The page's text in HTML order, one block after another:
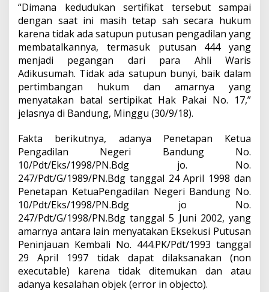
“Dimana kedudukan sertifikat tersebut sampai
dengan saat ini masih tetap sah secara hukum
karena tidak ada satupun putusan pengadilan yang
membatalkannya, termasuk putusan 444 yang
menjadi pegangan dari para Ahli Waris
Adikusumah. Tidak ada satupun bunyi, baik dalam
pertimbangan hukum dan amarnya yang
menyatakan batal sertipikat Hak Pakai No. 17,”
jelasnya di Bandung, Minggu (30/9/18).
Fakta berikutnya, adanya Penetapan Ketua
Pengadilan Negeri Bandung No.
10/Pdt/Eks/1998/PN.Bdg jo. No.
247/Pdt/G/1989/PN.Bdg tanggal 24 April 1998 dan
Penetapan KetuaPengadilan Negeri Bandung No.
10/Pdt/Eks/1998/PN.Bdg jo No.
247/Pdt/G/1998/PN.Bdg tanggal 5 Juni 2002, yang
amarnya antara lain menyatakan Eksekusi Putusan
Peninjauan Kembali No. 444.PK/Pdt/1993 tanggal
29 April 1997 tidak dapat dilaksanakan (non
executable) karena tidak ditemukan dan atau
adanya kesalahan objek (error in objecto).